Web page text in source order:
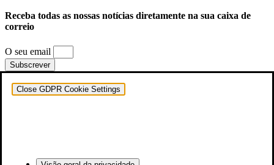
Receba todas as nossas notícias diretamente na sua caixa de
correio
O seu email
Subscrever
Close GDPR Cookie Settings